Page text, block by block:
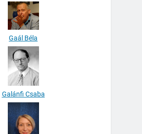
Gaál Béla
Galánfi Csaba